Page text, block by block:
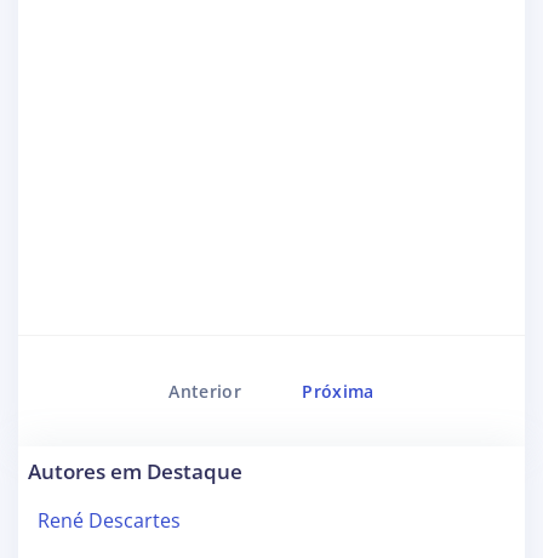
Anterior Próxima
Autores em Destaque
René Descartes